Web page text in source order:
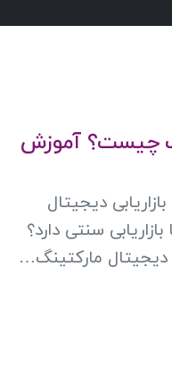
چیست؟ آموزش
دیجیتال
سنتی دارد؟
دیجیتال مارکتینگ…